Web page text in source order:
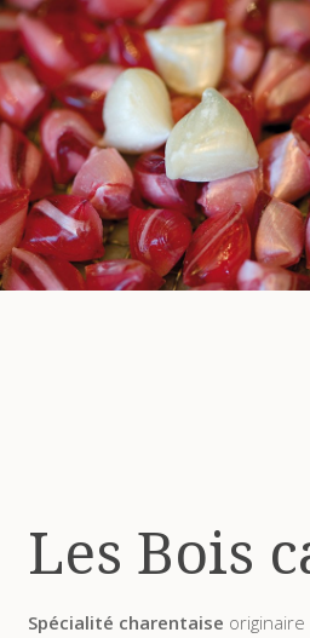
Les Bois
Spécialité charentaise originaire